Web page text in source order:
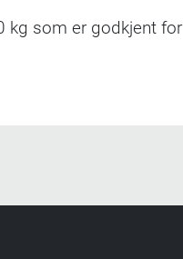
kg som er godkjent for